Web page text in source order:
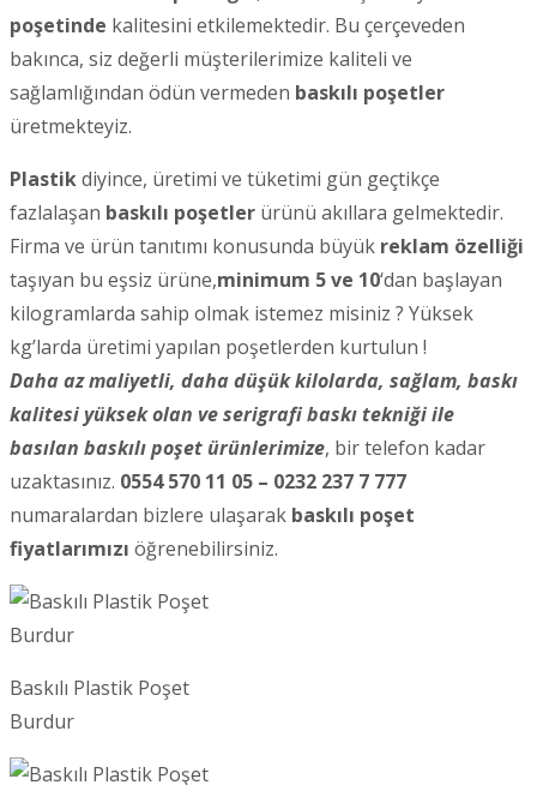
poşetinde kalitesini etkilemektedir. Bu çerçeveden
bakınca, siz değerli müşterilerimize kaliteli ve
sağlamlığından ödün vermeden baskılı poşetler
üretmekteyiz.
Plastikdiyince, üretimi ve tüketimi gün geçtikçe
fazlalaşan baskılı poşetler ürünü akıllara gelmektedir.
Firma ve ürün tanıtımı konusunda büyük reklam özelliği
taşıyan bu eşsiz ürüne,minimum 5 ve 10‘dan başlayan
kilogramlarda sahip olmak istemez misiniz ? Yüksek
kg’larda üretimi yapılan poşetlerden kurtulun !
Daha az maliyetli, daha düşük kilolarda, sağlam, baskı
kalitesi yüksek olan ve serigrafi baskı tekniği ile
basılan baskılı poşet ürünlerimize, bir telefon kadar
uzaktasınız. 0554 570 11 05 – 0232 237 7 777
numaralardan bizlere ulaşarak baskılı poşet
fiyatlarımızı öğrenebilirsiniz.
Baskılı Plastik Poşet
Burdur